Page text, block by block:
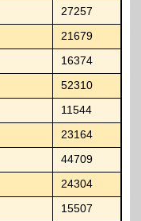
27257
21679
16374
52310
11544
23164
44709
24304
15507